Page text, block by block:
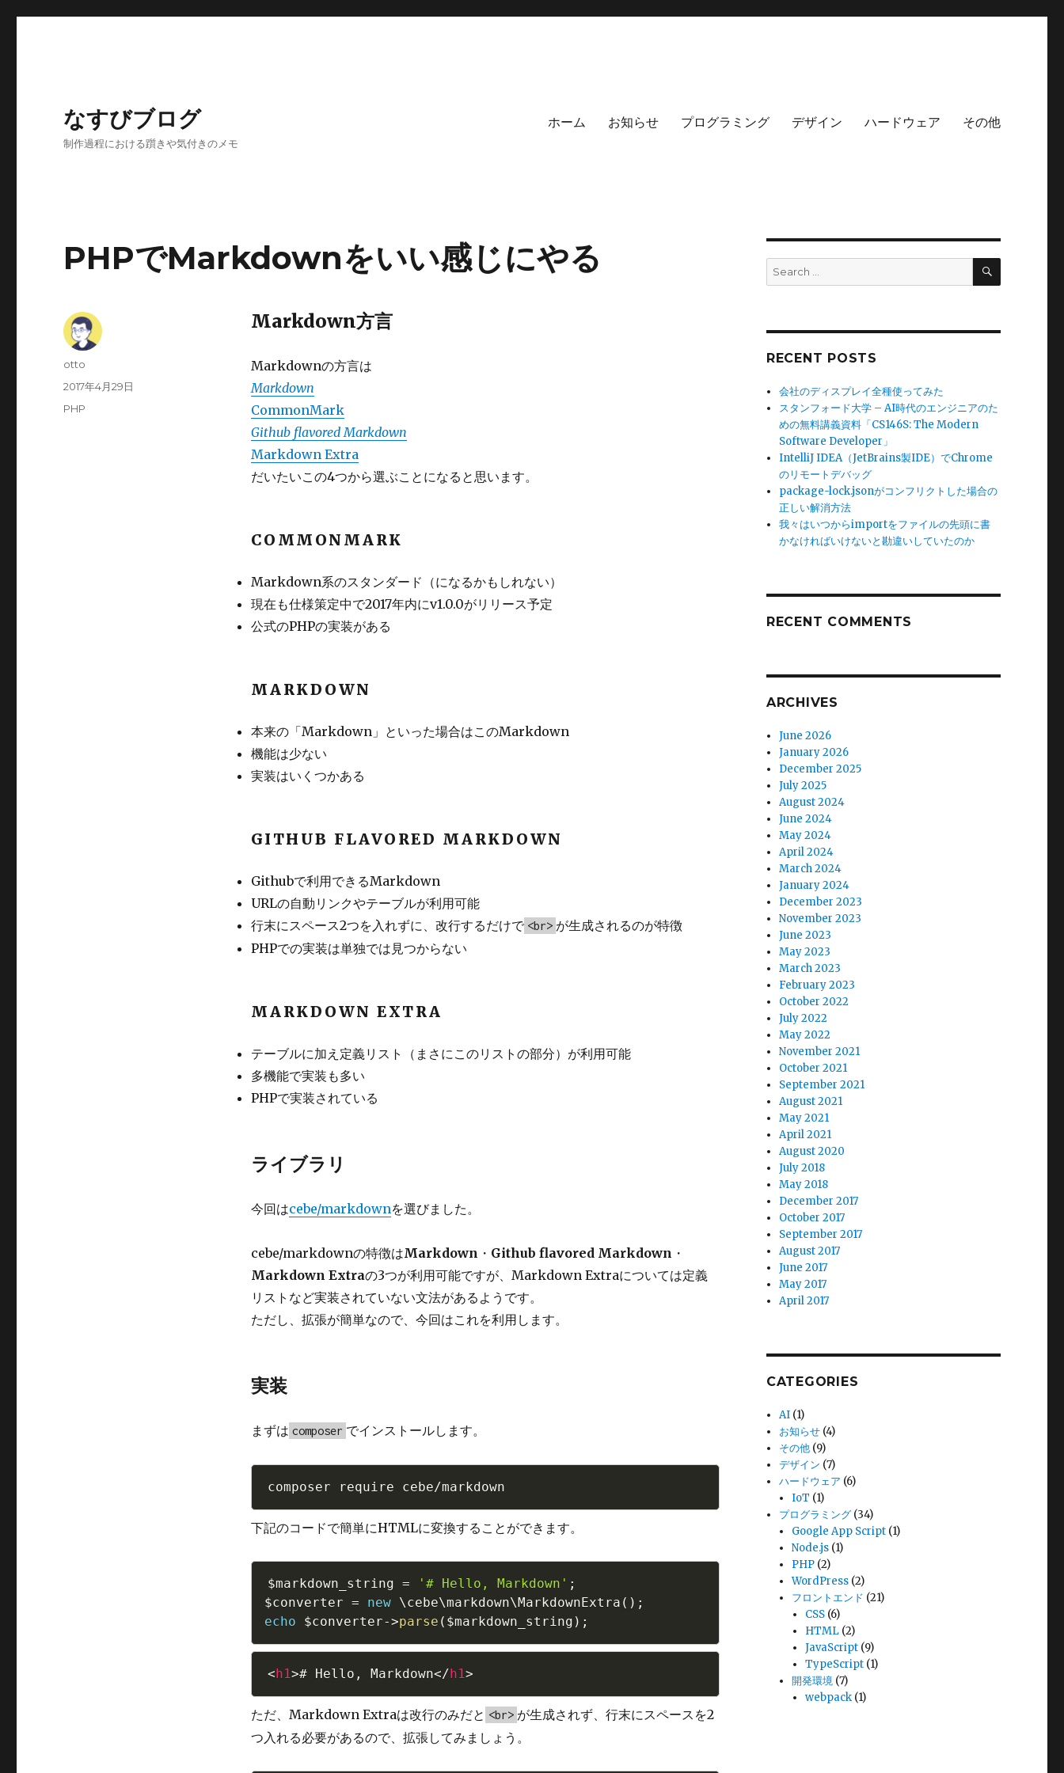
なすびブログ
制作過程における躓きや気付きのメモ
ホーム お知らせ プログラミング デザイン ハードウェア その他
PHPでMarkdownをいい感じにやる
Markdown方言
Markdownの方言は
Markdown
CommonMark
Github flavored Markdown
Markdown Extra
だいたいこの4つから選ぶことになると思います。
COMMONMARK
Markdown系のスタンダード（になるかもしれない）
現在も仕様策定中で2017年内にv1.0.0がリリース予定
公式のPHPの実装がある
MARKDOWN
本来の「Markdown」といった場合はこのMarkdown
機能は少ない
実装はいくつかある
GITHUB FLAVORED MARKDOWN
Githubで利用できるMarkdown
URLの自動リンクやテーブルが利用可能
行末にスペース2つを入れずに、改行するだけで <br> が生成されるのが特徴
PHPでの実装は単独では見つからない
MARKDOWN EXTRA
テーブルに加え定義リスト（まさにこのリストの部分）が利用可能
多機能で実装も多い
PHPで実装されている
ライブラリ
今回はcebe/markdownを選びました。
cebe/markdownの特徴はMarkdown ・ Github flavored Markdown ・
Markdown Extraの3つが利用可能ですが、Markdown Extraについては定義
リストなど実装されていない文法があるようです。
ただし、拡張が簡単なので、今回はこれを利用します。
実装
まずは composer でインストールします。
下記のコードで簡単にHTMLに変換することができます。
$markdown_string = '# Hello, Markdown' ;
$converter = new \cebe\markdown\MarkdownExtra ( ) ;
echo
$converter->parse ( $markdown_string ) ;
<h1># Hello, Markdown</h1>
ただ、Markdown Extraは改行のみだと <br> が生成されず、行末にスペースを2
つ入れる必要があるので、拡張してみましょう。
Author
otto
Posted
2017年4月29日
Categories
PHP
Search
for:
SEARCH
RECENT POSTS
会社のディスプレイ全種使ってみた
スタンフォード大学 – AI時代のエンジニアのた
めの無料講義資料「CS146S: The Modern
Software Developer」
IntelliJ IDEA（JetBrains製IDE）でChrome
のリモートデバッグ
package-lock.jsonがコンフリクトした場合の
正しい解消方法
我々はいつからimportをファイルの先頭に書
かなければいけないと勘違いしていたのか
RECENT COMMENTS
ARCHIVES
June 2026
January 2026
December 2025
July 2025
August 2024
June 2024
May 2024
April 2024
March 2024
January 2024
December 2023
November 2023
June 2023
May 2023
March 2023
February 2023
October 2022
July 2022
May 2022
November 2021
October 2021
September 2021
August 2021
May 2021
April 2021
August 2020
July 2018
May 2018
December 2017
October 2017
September 2017
August 2017
June 2017
May 2017
April 2017
CATEGORIES
AI (1)
お知らせ (4)
その他 (9)
デザイン (7)
ハードウェア (6)
IoT (1)
プログラミング (34)
Google App Script (1)
Node.js (1)
PHP (2)
WordPress (2)
フロントエンド (21)
CSS(6)
HTML(2)
JavaScript(9)
TypeScript(1)
開発環境 (7)
webpack(1)